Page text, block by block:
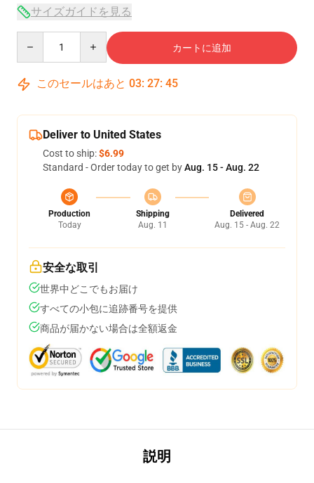
サイズガイドを見る
カートに追加
このセールはあと 03: 27: 44
Deliver to United States
Cost to ship:$6.99
Standard - Order today to get byAug. 15 - Aug. 22
Production
Today
Shipping
Aug. 11
Delivered
Aug. 15 - Aug. 22
安全な取引
世界中どこでもお届け
すべての小包に追跡番号を提供
商品が届かない場合は全額返金
説明